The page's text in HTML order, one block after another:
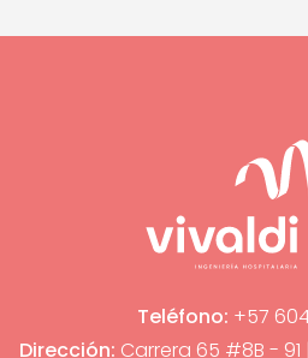
Teléfono: +57
Dirección: Carrera 65 #8B -